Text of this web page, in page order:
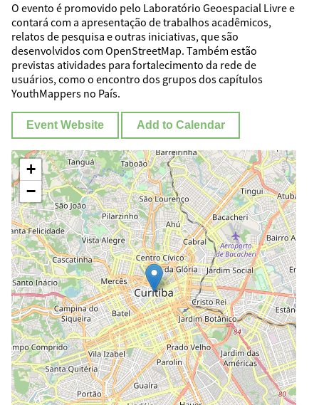
O evento é promovido pelo Laboratório Geoespacial Livre e
contará com a apresentação de trabalhos acadêmicos,
relatos de pesquisa e outras iniciativas, que são
desenvolvidos com OpenStreetMap. Também estão
previstas atividades para fortalecimento da rede de
usuários, como o encontro dos grupos dos capítulos
YouthMappers no País.
Event Website Add to Calendar
+
−